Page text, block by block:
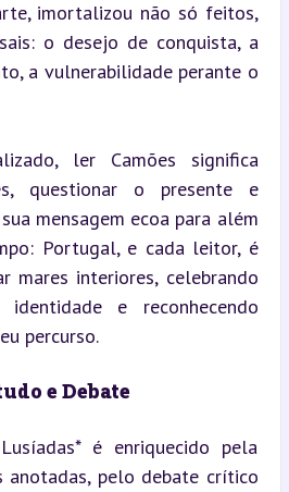
imortalizou não só feitos,
o desejo de conquista, a
a vulnerabilidade perante o
ler Camões significa
questionar o presente e
mensagem ecoa para além
Portugal, e cada leitor, é
mares interiores, celebrando
e reconhecendo
percurso.
e Debate
é enriquecido pela
anotadas, pelo debate crítico